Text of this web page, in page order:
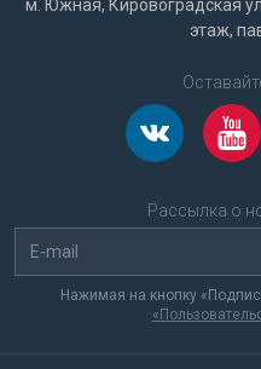
м. Южная, Кировоградская
этаж,
Рассылка о
Нажимая на кнопку